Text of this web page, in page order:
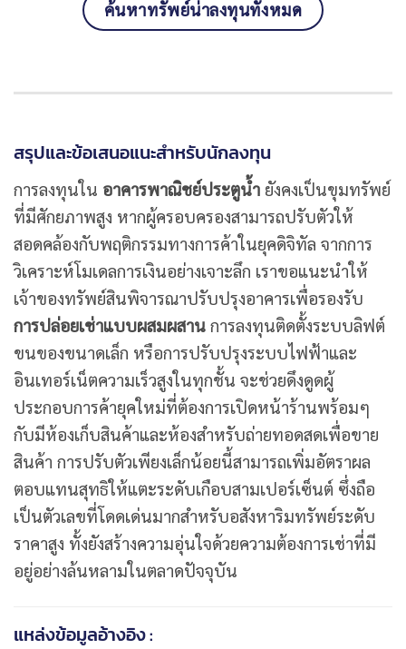
ค้นหาทรัพย์น่าลงทุนทั้งหมด
สรุปและข้อเสนอแนะสำหรับนักลงทุน
การลงทุนใน อาคารพาณิชย์ประตูน้ำ ยังคงเป็นขุมทรัพย์
ที่มีศักยภาพสูง หากผู้ครอบครองสามารถปรับตัวให้
สอดคล้องกับพฤติกรรมทางการค้าในยุคดิจิทัล จากการ
วิเคราะห์โมเดลการเงินอย่างเจาะลึก เราขอแนะนำให้
เจ้าของทรัพย์สินพิจารณาปรับปรุงอาคารเพื่อรองรับ
การปล่อยเช่าแบบผสมผสาน การลงทุนติดตั้งระบบลิฟต์
ขนของขนาดเล็ก หรือการปรับปรุงระบบไฟฟ้าและ
อินเทอร์เน็ตความเร็วสูงในทุกชั้น จะช่วยดึงดูดผู้
ประกอบการค้ายุคใหม่ที่ต้องการเปิดหน้าร้านพร้อมๆ
กับมีห้องเก็บสินค้าและห้องสำหรับถ่ายทอดสดเพื่อขาย
สินค้า การปรับตัวเพียงเล็กน้อยนี้สามารถเพิ่มอัตราผล
ตอบแทนสุทธิให้แตะระดับเกือบสามเปอร์เซ็นต์ ซึ่งถือ
เป็นตัวเลขที่โดดเด่นมากสำหรับอสังหาริมทรัพย์ระดับ
ราคาสูง ทั้งยังสร้างความอุ่นใจด้วยความต้องการเช่าที่มี
อยู่อย่างล้นหลามในตลาดปัจจุบัน
แหล่งข้อมูลอ้างอิง :